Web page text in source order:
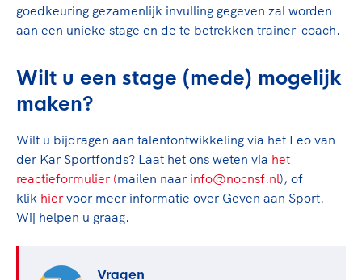
goedkeuring gezamenlijk invulling gegeven zal worden
aan een unieke stage en de te betrekken trainer-coach.
Wilt u een stage (mede) mogelijk
maken?
Wilt u bijdragen aan talentontwikkeling via het Leo van
der Kar Sportfonds? Laat het ons weten via het
reactieformulier (mailen naar info@nocnsf.nl), of
klik hier voor meer informatie over Geven aan Sport.
Wij helpen u graag.
Vragen